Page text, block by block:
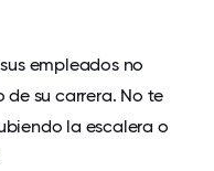
empleados no
su carrera. No te
la escalera o